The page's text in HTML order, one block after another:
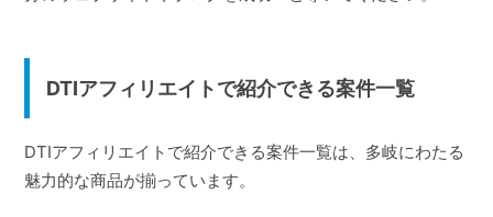
DTIアフィリエイトで紹介できる案件一覧
DTIアフィリエイトで紹介できる案件一覧は、多岐にわたる
魅力的な商品が揃っています。